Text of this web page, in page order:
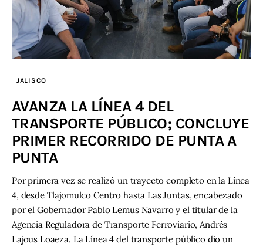
JALISCO
AVANZA LA LÍNEA 4 DEL
TRANSPORTE PÚBLICO; CONCLUYE
PRIMER RECORRIDO DE PUNTA A
PUNTA
Por primera vez se realizó un trayecto completo en la Línea
4, desde Tlajomulco Centro hasta Las Juntas, encabezado
por el Gobernador Pablo Lemus Navarro y el titular de la
Agencia Reguladora de Transporte Ferroviario, Andrés
Lajous Loaeza. La Línea 4 del transporte público dio un